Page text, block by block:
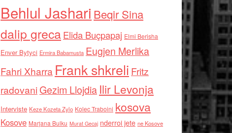
Behlul Jashari Beqir Sina
dalip grecaElida Buçpapaj Elmi Berisha
Enver Bytyci Ermira Babamusta Eugjen Merlika
Fahri Xharra Frank shkreli Fritz
radovaniGezim Llojdia Ilir Levonja
Interviste Keze Kozeta Zylo Kolec Traboini kosova
Kosove Marjana Bulku Murat Gecaj nderroi jete ne Kosove